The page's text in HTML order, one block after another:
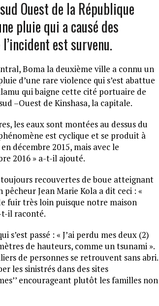
Ouest de la République
pluie qui a causé des
est survenu.
Boma la deuxième ville a connu un
d’une rare violence qui s’est abattue
qui baigne cette cité portuaire de
–Ouest de Kinshasa, la capitale.
les eaux sont montées au dessus du
est cyclique et se produit à
décembre 2015, mais avec le
2016 » a-t-il ajouté.
recouvertes de boue atteignant
Jean Marie Kola a dit ceci : «
fuir très loin puisque notre maison
t-il raconté.
passé : « J’ai perdu mes deux (2)
de hauteurs, comme un tsunami ».
de personnes se retrouvent sans abri.
les sinistrés dans des sites
encourageant plutôt les familles non